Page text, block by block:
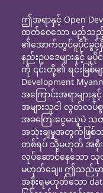
ဤအရာနှင့် Open
ထုတ်ဝေသော မည့်သည့်အ
၏အောက်တွင်မူပိုင်ခွင့်
နည်းဥပဒေများနှင့် မူပို
ကို ၎င်းတို့၏ ရင်းမြစ်
Development
အကြောင်းအရာများ
အများသူငါ လွတ်လပ်စွာ
အခကြေးငွေမယူပဲ
အသုံးချမှုအတွက်ဖြ
တစ်ရပ် သို့မဟုတ် အစိုးရ
လုပ်ဆောင်နေသော
မဟုတ်ချေ။ ဤသည်
အစိုးရမဟုတ်သော